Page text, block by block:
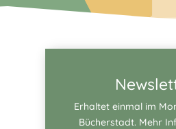
Erhaltet einmal im
Bücherstadt. Mehr